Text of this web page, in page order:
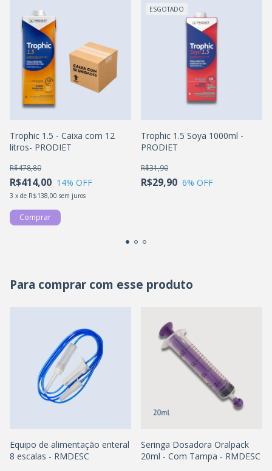
Trophic 1.5 - Caixa com 12
litros- PRODIET
R$414,00
R$478,80
14% OFF
3 x de R$138,00 sem juros
ESGOTADO
Trophic 1.5 Soya 1000ml -
PRODIET
R$29,90
R$31,90
6% OFF
Para comprar com esse produto
Equipo de alimentação enteral
8 escalas - RMDESC
Seringa Dosadora Oralpack
20ml - Com Tampa - RMDESC